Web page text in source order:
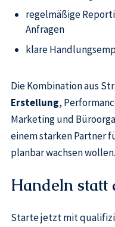
regelmäßige
Anfragen
klare
Die Kombination aus
Erstellung,
Marketing und
einem starken Partner
planbar wachsen wollen.
Handeln statt
Starte jetzt mit